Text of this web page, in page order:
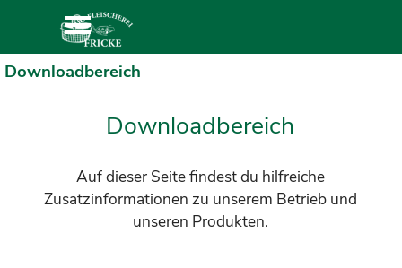
Downloadbereich
Downloadbereich
Auf dieser Seite findest du hilfreiche
Zusatzinformationen zu unserem Betrieb und
unseren Produkten.